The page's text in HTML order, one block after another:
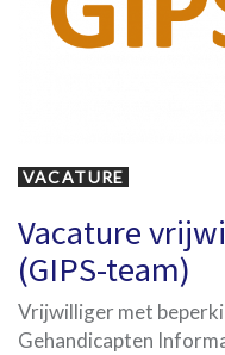
VACATURE
Vacature
(GIPS-team)
Vrijwilliger met
Gehandicapten